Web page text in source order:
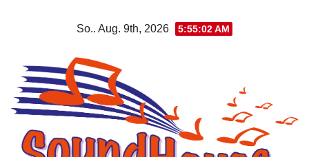
So.. Aug. 9th, 2026 5:55:02 AM